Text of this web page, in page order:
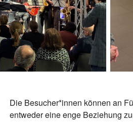
Die Besucher*innen können an
entweder eine enge Beziehung